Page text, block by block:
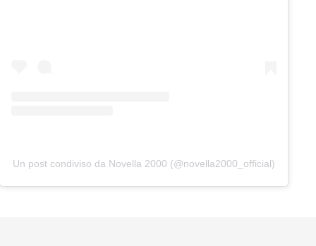
Un post condiviso da Novella 2000 (@novella2000_official)